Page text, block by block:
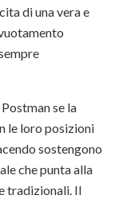
di una vera e
se la
le loro posizioni
sostengono
che punta alla
tradizionali. Il